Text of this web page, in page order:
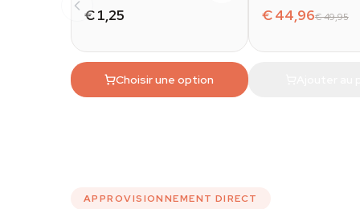
€ 1,25
Choisir une option
€ 44,96€ 49,95
APPROVISIONNEMENT DIRECT